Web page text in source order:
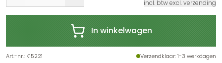
incl. btw excl. verzending
In winkelwagen
Art.-nr.: K15221 Verzendklaar: 1-3 werkdagen